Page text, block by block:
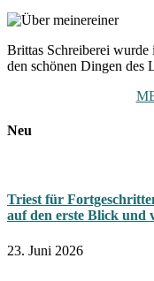
Brittas Schreiberei
den schönen Dingen des
Neu
Triest für
auf den erste Blick und
23. Juni 2026